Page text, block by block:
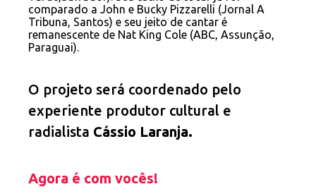
comparado a John e Bucky Pizzarelli (Jornal A
Tribuna, Santos) e seu jeito de cantar é
remanescente de Nat King Cole (ABC, Assunção,
Paraguai).
O projeto será coordenado pelo
experiente produtor cultural e
radialista Cássio Laranja.
Agora é com vocês!